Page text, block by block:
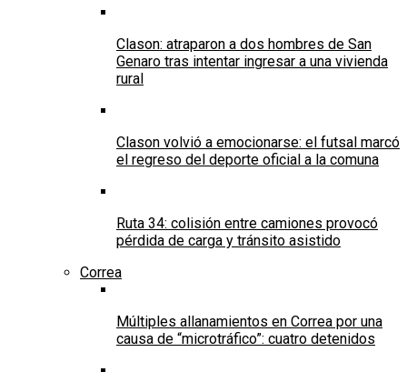
Clason: atraparon a dos hombres de San
Genaro tras intentar ingresar a una vivienda
rural
Clason volvió a emocionarse: el futsal marcó
el regreso del deporte oficial a la comuna
Ruta 34: colisión entre camiones provocó
pérdida de carga y tránsito asistido
Correa
Múltiples allanamientos en Correa por una
causa de “microtráfico”: cuatro detenidos